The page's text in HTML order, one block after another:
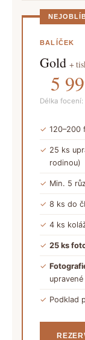
BALÍČEK
Gold +
5
Délka
✓ 120–200
✓ 25 ks
rodinou)
✓ Min. 5
✓ 8 ks do
✓ 4 ks
✓ 25 ks
✓
upravené
✓ Podklad